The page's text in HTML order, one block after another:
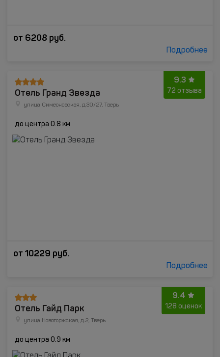
от 6208 руб.
Подробнее
9.3
72 отзыва
Отель Гранд Звезда
улица Симеоновская, д.30/27, Тверь
до центра 0.8 км
от 10229 руб.
Подробнее
9.4
128 оценок
Отель Гайд Парк
улица Новоторжская, д.2, Тверь
до центра 0.9 км